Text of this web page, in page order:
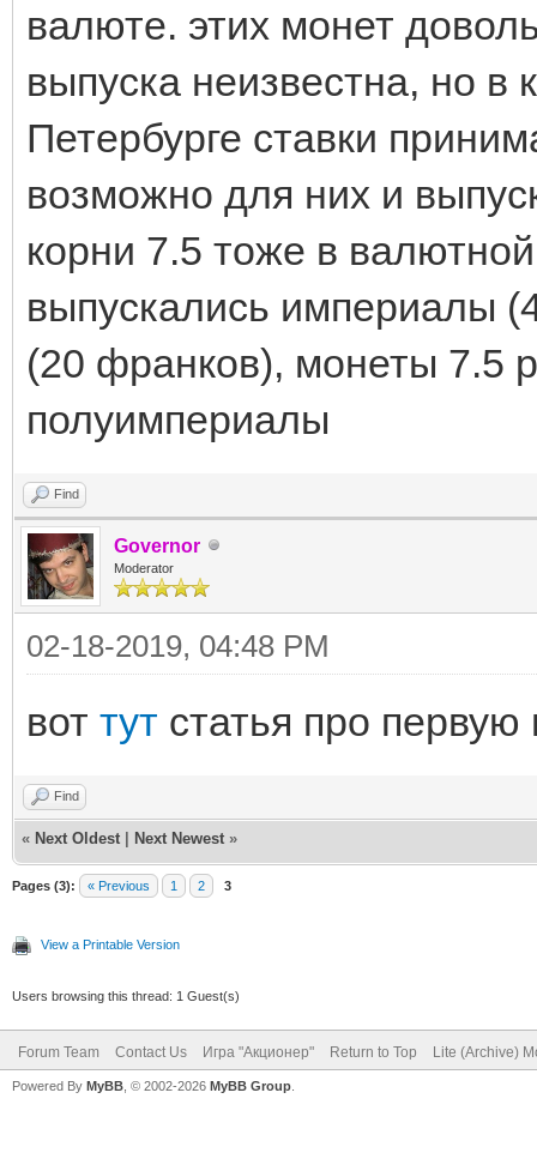
валюте. этих монет
выпуска неизвестна, но в
Петербурге ставки
возможно для них и
корни 7.5 тоже в
выпускались империалы
(20 франков), монеты 7.5
полуимпериалы
Find
Governor
Moderator
02-18-2019, 04:48 PM
вот тут статья про
Find
« Next Oldest Next Newest »
Pages (3): « Previous 1 2 3
View a Printable Version
Users browsing this thread: 1 Guest(s)
Forum Team Contact Us Игра "Акционер" Return to Top Lite (Archive)
Powered By MyBB , © 2002-2026 MyBB Group